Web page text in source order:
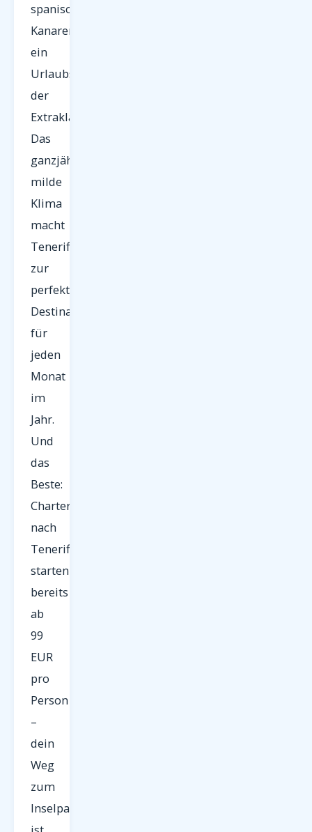
spanischen
Kanareninsel
ein
Urlaubserlebnis
der
Extraklasse.
Das
ganzjährig
milde
Klima
macht
Teneriffa
zur
perfekten
Destination
für
jeden
Monat
im
Jahr.
Und
das
Beste:
Charterflüge
nach
Teneriffa
starten
bereits
ab
99
EUR
pro
Person
–
dein
Weg
zum
Inselparadies